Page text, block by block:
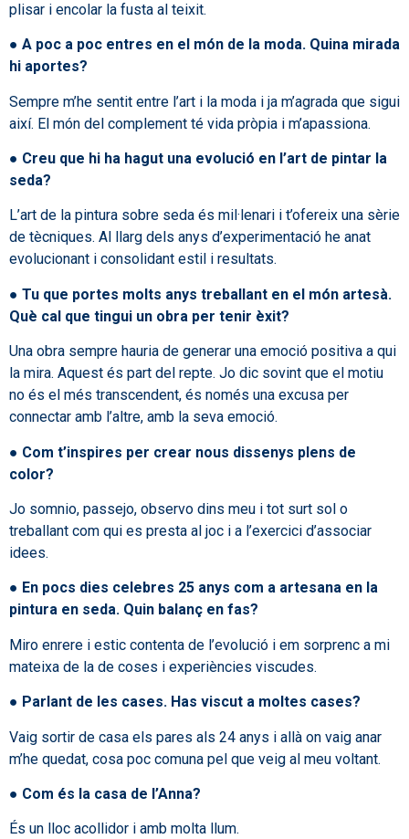
plisar i encolar la fusta al teixit.
● A poc a poc entres en el món de la moda. Quina mirada
hi aportes?
Sempre m’he sentit entre l’art i la moda i ja m’agrada que sigui
així. El món del complement té vida pròpia i m’apassiona.
● Creu que hi ha hagut una evolució en l’art de pintar la
seda?
L’art de la pintura sobre seda és mil·lenari i t’ofereix una sèrie
de tècniques. Al llarg dels anys d’experimentació he anat
evolucionant i consolidant estil i resultats.
● Tu que portes molts anys treballant en el món artesà.
Què cal que tingui un obra per tenir èxit?
Una obra sempre hauria de generar una emoció positiva a qui
la mira. Aquest és part del repte. Jo dic sovint que el motiu
no és el més transcendent, és només una excusa per
connectar amb l’altre, amb la seva emoció.
● Com t’inspires per crear nous dissenys plens de
color?
Jo somnio, passejo, observo dins meu i tot surt sol o
treballant com qui es presta al joc i a l’exercici d’associar
idees.
● En pocs dies celebres 25 anys com a artesana en la
pintura en seda. Quin balanç en fas?
Miro enrere i estic contenta de l’evolució i em sorprenc a mi
mateixa de la de coses i experiències viscudes.
● Parlant de les cases. Has viscut a moltes cases?
Vaig sortir de casa els pares als 24 anys i allà on vaig anar
m’he quedat, cosa poc comuna pel que veig al meu voltant.
● Com és la casa de l’Anna?
És un lloc acollidor i amb molta llum.